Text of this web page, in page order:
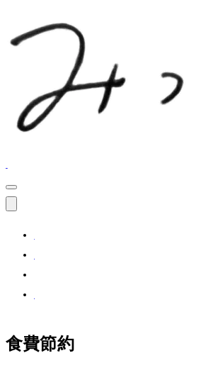
食費節約